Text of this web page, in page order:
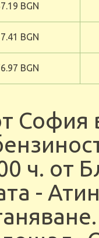
BGN
BGN
BGN
София
ч. от
-